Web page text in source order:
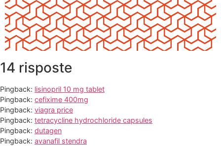
14 risposte
Pingback: lisinopril 10 mg tablet
Pingback: cefixime 400mg
Pingback: viagra price
Pingback: tetracycline hydrochloride capsules
Pingback: dutagen
Pingback: avanafil stendra